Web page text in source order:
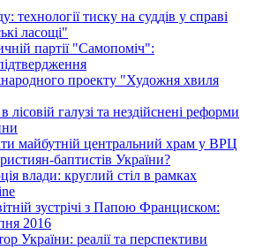
технології тиску на суддів у справі
ласощі"
партії "Самопоміч":
проекту "Художня хвиля
лісовій галузі та нездійснені реформи
майбутній центральний храм у ВРЦ
баптистів України?
влади: круглий стіл в рамках
зустрічі з Папою Франциском:
2016
України: реалії та перспективи